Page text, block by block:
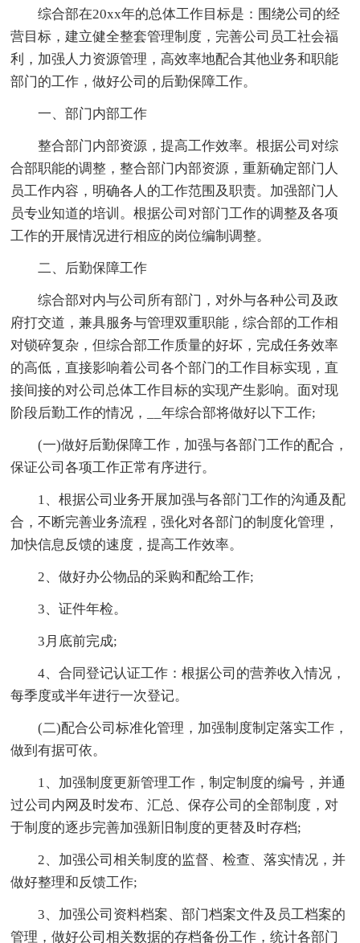
综合部在20xx年的总体工作目标是：围绕公司的经
营目标，建立健全整套管理制度，完善公司员工社会福
利，加强人力资源管理，高效率地配合其他业务和职能
部门的工作，做好公司的后勤保障工作。
一、部门内部工作
整合部门内部资源，提高工作效率。根据公司对综
合部职能的调整，整合部门内部资源，重新确定部门人
员工作内容，明确各人的工作范围及职责。加强部门人
员专业知道的培训。根据公司对部门工作的调整及各项
工作的开展情况进行相应的岗位编制调整。
二、后勤保障工作
综合部对内与公司所有部门，对外与各种公司及政
府打交道，兼具服务与管理双重职能，综合部的工作相
对锁碎复杂，但综合部工作质量的好坏，完成任务效率
的高低，直接影响着公司各个部门的工作目标实现，直
接间接的对公司总体工作目标的实现产生影响。面对现
阶段后勤工作的情况，__年综合部将做好以下工作;
(一)做好后勤保障工作，加强与各部门工作的配合，
保证公司各项工作正常有序进行。
1、根据公司业务开展加强与各部门工作的沟通及配
合，不断完善业务流程，强化对各部门的制度化管理，
加快信息反馈的速度，提高工作效率。
2、做好办公物品的采购和配给工作;
3、证件年检。
3月底前完成;
4、合同登记认证工作：根据公司的营养收入情况，
每季度或半年进行一次登记。
(二)配合公司标准化管理，加强制度制定落实工作，
做到有据可依。
1、加强制度更新管理工作，制定制度的编号，并通
过公司内网及时发布、汇总、保存公司的全部制度，对
于制度的逐步完善加强新旧制度的更替及时存档;
2、加强公司相关制度的监督、检查、落实情况，并
做好整理和反馈工作;
3、加强公司资料档案、部门档案文件及员工档案的
管理，做好公司相关数据的存档备份工作，统计各部门